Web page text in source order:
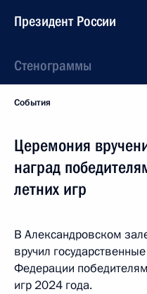
Президент России
Стенограммы
События
Церемония
наград
летних игр
В Александровском
вручил
Федерации
игр 2024 года.